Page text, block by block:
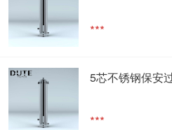
***
5芯不锈钢保安
***